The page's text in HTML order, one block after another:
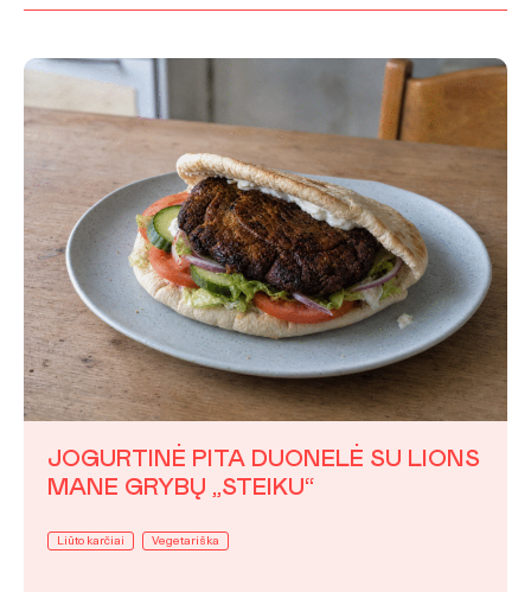
JOGURTINĖ PITA DUONELĖ SU LIONS
MANE GRYBŲ „STEIKU“
Liūto karčiai Vegetariška